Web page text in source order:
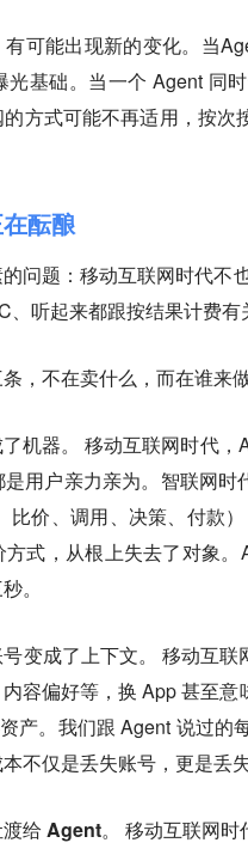
可能出现新的变化。当
基础。当一个 Agent 同
方式可能不再适用， 按次
酝酿
问题：移动互联网时代不
、听起来都跟按结果计费
，不在卖什么，而在谁来
机器。
移动互联网时代，
用户亲力亲为。智联网
比价、调用、决策、付款
式，从根上失去了对象
。
变成了上下文。
移动互联
容偏好等，换 App 甚至
资产。我们跟 Agent 说过
不仅是丢失账号，更是丢
给 Agent。 移动互联网时